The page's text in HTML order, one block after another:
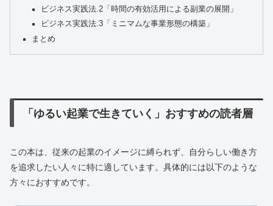
ビジネス実践法.2「時間の有効活用による副業の展開」
ビジネス実践法.3「ミニマムな事業形態の構築」
まとめ
「ゆるい起業で生きていく」おすすめの読者層
この本は、従来の起業のイメージに縛られず、自分らしい働き方
を追求したい人々に特に適しています。具体的には以下のような
方々におすすめです。